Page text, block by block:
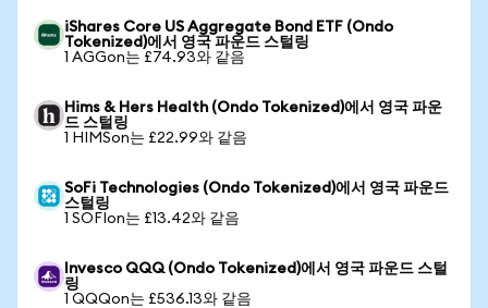
iShares Core US Aggregate Bond ETF (Ondo
Tokenized)에서 영국 파운드 스털링
1 AGGon는 £74.93와 같음
Hims & Hers Health (Ondo Tokenized)에서 영국 파운
드 스털링
1 HIMSon는 £22.99와 같음
SoFi Technologies (Ondo Tokenized)에서 영국 파운드
스털링
1 SOFIon는 £13.42와 같음
Invesco QQQ (Ondo Tokenized)에서 영국 파운드 스털
링
1 QQQon는 £536.13와 같음